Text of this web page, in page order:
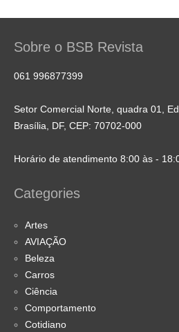
Sobre o BSB Revista
061 996877399
Setor Comercial Norte, quadra 01,
Brasília, DF, CEP: 70702-000
Horário de atendimento 8:00 às -
Categories
Artes
AVIAÇÃO
Beleza
Carros
Ciência
Comportamento
Cotidiano